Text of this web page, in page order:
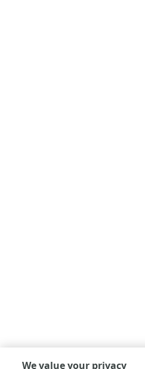
We value your privacy